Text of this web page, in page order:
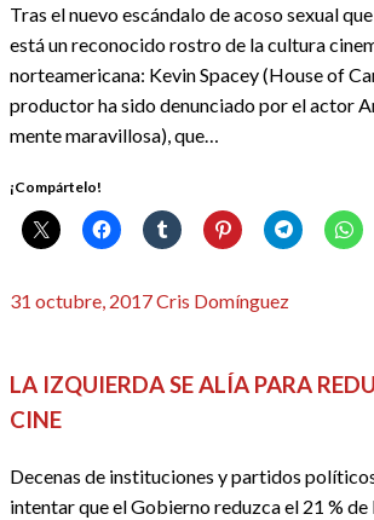
Tras el nuevo escándalo de acoso sexual
está un reconocido rostro de la cultura
norteamericana: Kevin Spacey (House of
productor ha sido denunciado por el actor
mente maravillosa), que…
¡Compártelo!
Publicado
31 octubre, 2017Cris Domínguez
LA IZQUIERDA SE ALÍA PARA
CINE
Decenas de instituciones y partidos
intentar que el Gobierno reduzca el 21 % de